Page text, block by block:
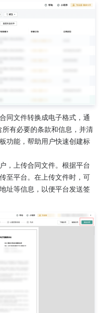
同文件转换成电子格式，通
有必要的条款和信息，并清
功能，帮助用户快速创建标
，上传合同文件。根据平台
至平台。在上传文件时，可
址等信息，以便平台发送签